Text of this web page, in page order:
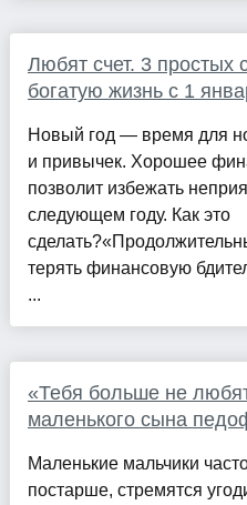
Любят счет. 3 простых
богатую жизнь с 1
Новый год — время для
и привычек. Хорошее
позволит избежать
следующем году. Как это
терять финансовую
...
«Тебя больше не
маленького сына
Маленькие мальчики
постарше, стремятся